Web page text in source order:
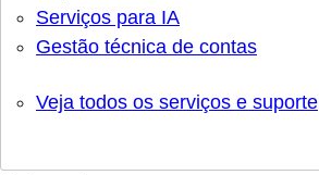
Serviços para IA
Gestão técnica de contas
Veja todos os serviços e suporte